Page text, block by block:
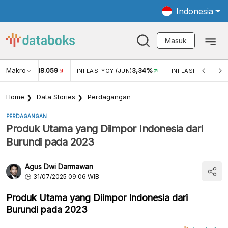
Indonesia
Masuk
Makro
USD/IDR 18.059 INFLASI YOY (JUN)3,34% INFLASI MOM
Home Data Stories Perdagangan
PERDAGANGAN
Produk Utama yang Diimpor Indonesia dari
Burundi pada 2023
Agus Dwi Darmawan
31/07/2025 09:06 WIB
Produk Utama yang Diimpor Indonesia dari
Burundi pada 2023